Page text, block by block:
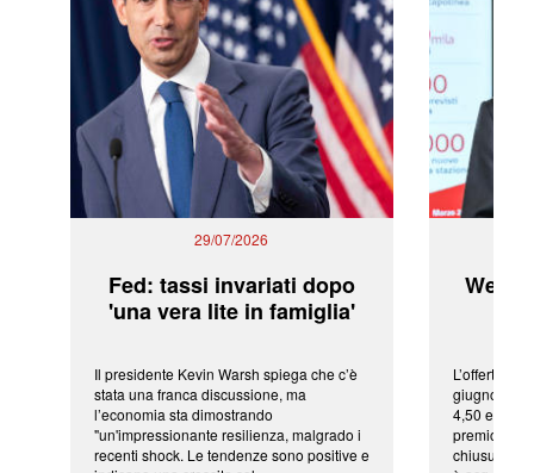
29/07/2026
Fed: tassi invariati dopo
'una vera lite in famiglia'
Il presidente Kevin Warsh spiega che c’è
stata una franca discussione, ma
l’economia sta dimostrando
"un'impressionante resilienza, malgrado i
recenti shock. Le tendenze sono positive e
L’offerta
giugno da
4,50 euro
premio di
chiusura